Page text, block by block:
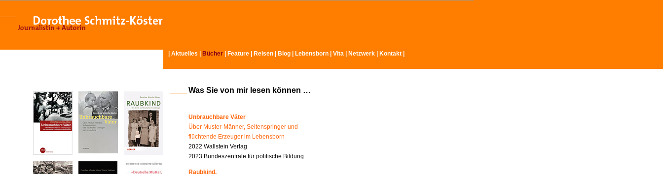
Aktuelles Bücher Feature Reisen Blog Lebensborn Vita Netzwerk Kontakt
Was Sie von mir lesen können …
Unbrauchbare Väter
Über Muster-Männer, Seitenspringer und
flüchtende Erzeuger im Lebensborn
2022 Wallstein Verlag
2023 Bundeszentrale für politische Bildung
Raubkind.